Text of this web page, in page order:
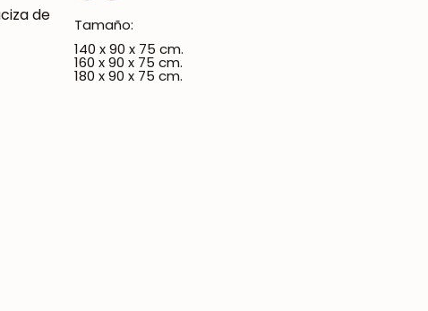
de
Tamaño:
140 x 90 x 75 cm.
160 x 90 x 75 cm.
180 x 90 x 75 cm.
NUESTRA COMUNIDAD!
un 5% de descuento en tu